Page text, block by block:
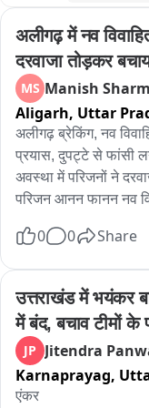
अलीगढ़ में नव
दरवाजा तोड़कर
MS Manish
Aligarh, Uttar
अलीगढ़ ब्रेकिंग, नव
प्रयास, दुपट्टे से फांसी
अवस्था में परिजनों ने
परिजन आनन फानन नव
कॉलेज के लिए किया
0 0 Share
उत्तराखंड में भयंकर
में बंद, बचाव टीमों के
JP Jitendra
Karnaprayag,
एंकर